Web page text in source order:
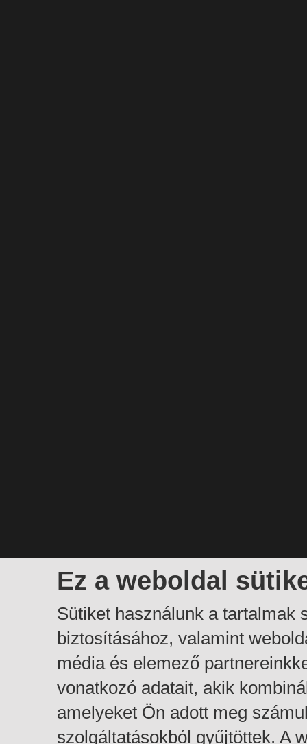
Ez a weboldal
Sütiket használunk a tartalmak
biztosításához, valamint
média és elemező
vonatkozó adatait, akik
amelyeket Ön adott meg
szolgáltatásokból gyűjtöttek. A